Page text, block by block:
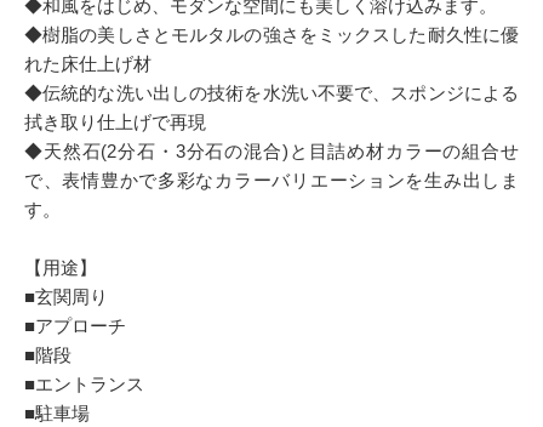
Q＆A 販売・施工代理店募集
お気に入り
◆和風をはじめ、モダンな空間にも美しく溶け込みます。
◆樹脂の美しさとモルタルの強さをミックスした耐久性に優
れた床仕上げ材
◆伝統的な洗い出しの技術を水洗い不要で、スポンジによる
拭き取り仕上げで再現
◆天然石(2分石・3分石の混合)と目詰め材カラーの組合せ
で、表情豊かで多彩なカラーバリエーションを生み出しま
す。
【用途】
■玄関周り
■アプローチ
■階段
■エントランス
■駐車場